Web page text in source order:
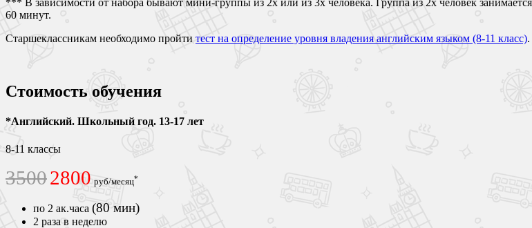
*** В зависимости от набора бывают мини-группы из 2х или из 3х человека. Группа из 2х человек
60 минут.
Старшеклассникам необходимо пройти тест на определение уровня владения английским языком (8-11 класс).
Стоимость обучения
*Английский. Школьный год. 13-17 лет
8-11 классы
35002800 руб/месяц*
по 2 ак.часа (80 мин)
2 раза в неделю